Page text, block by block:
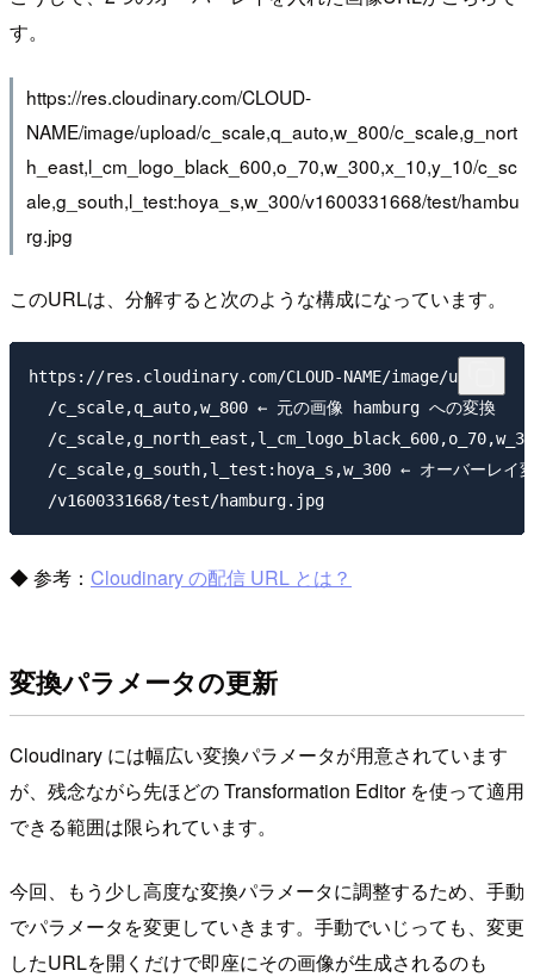
す。
https://res.cloudinary.com/CLOUD-
NAME/image/upload/c_scale,q_auto,w_800/c_scale,g_nort
h_east,l_cm_logo_black_600,o_70,w_300,x_10,y_10/c_sc
ale,g_south,l_test:hoya_s,w_300/v1600331668/test/hambu
rg.jpg
このURLは、分解すると次のような構成になっています。
https://res.cloudinary.com/CLOUD-NAME/image/upload
  /c_scale,q_auto,w_800 ← 元の画像 hamburg への変換
/
/c_scale,g_south,l_test:hoya_s,w_300 ← オーバーレイ
◆ 参考： Cloudinary の配信 URL とは？
変換パラメータの更新
Cloudinary には幅広い変換パラメータが用意されています
が、残念ながら先ほどの Transformation Editor を使って適用
できる範囲は限られています。
今回、もう少し高度な変換パラメータに調整するため、手動
でパラメータを変更していきます。手動でいじっても、変更
したURLを開くだけで即座にその画像が生成されるのも